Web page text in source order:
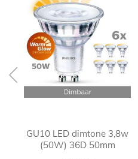
GU10 LED dimtone 3,8w
(50W) 36D 50mm